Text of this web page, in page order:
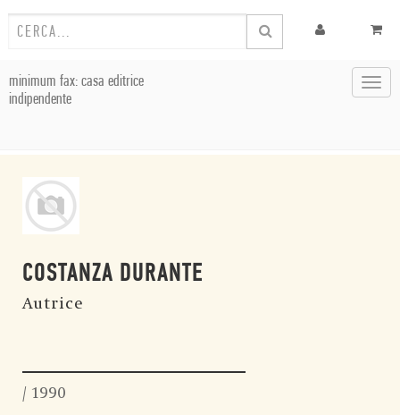
minimum fax: casa editrice
indipendente
COSTANZA DURANTE
Autrice
/ 1990